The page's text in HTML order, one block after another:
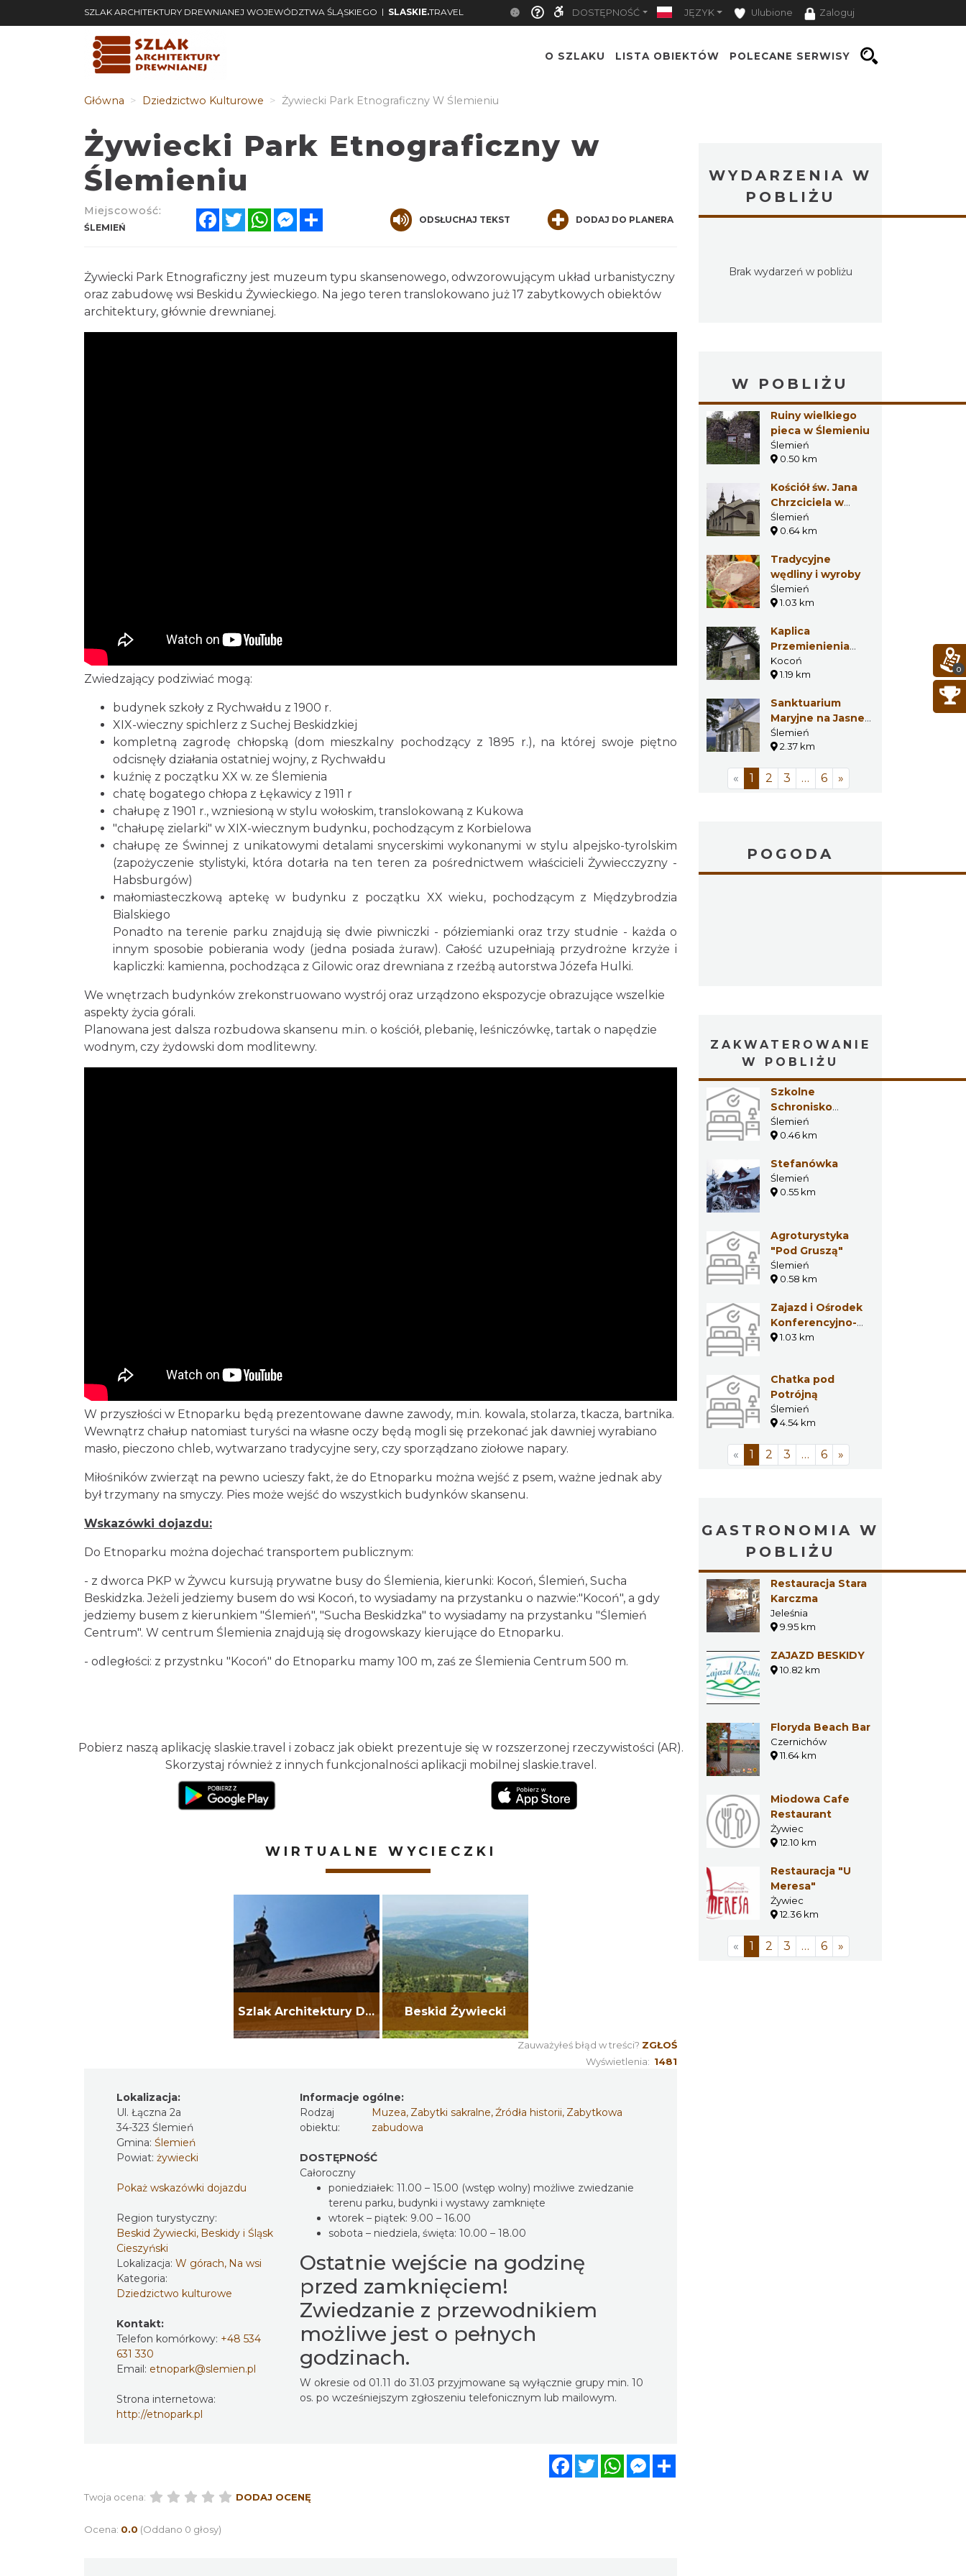
SZLAK ARCHITEKTURY DREWNIANEJ WOJEWÓDZTWA ŚLĄSKIEGO | SLASKIE.TRAVEL DOSTĘPNOŚĆ JĘZYK Ulubione Zaloguj
O SZLAKU LISTA OBIEKTÓW POLECANE SERWISY
Główna Dziedzictwo Kulturowe Żywiecki Park Etnograficzny W Ślemieniu
Żywiecki Park Etnograficzny w
Ślemieniu
Miejscowość:
ŚLEMIEŃ
FacebookTwitterWhatsAppMessenger ODSŁUCHAJ TEKST DODAJ DO PLANERA
Żywiecki Park Etnograficzny jest muzeum typu skansenowego, odwzorowującym układ urbanistyczny
oraz zabudowę wsi Beskidu Żywieckiego. Na jego teren translokowano już 17 zabytkowych obiektów
architektury, głównie drewnianej.
Zwiedzający podziwiać mogą:
budynek szkoły z Rychwałdu z 1900 r.
XIX-wieczny spichlerz z Suchej Beskidzkiej
kompletną zagrodę chłopską (dom mieszkalny pochodzący z 1895 r.), na której swoje piętno
odcisnęły działania ostatniej wojny, z Rychwałdu
kuźnię z początku XX w. ze Ślemienia
chatę bogatego chłopa z Łękawicy z 1911 r
chałupę z 1901 r., wzniesioną w stylu wołoskim, translokowaną z Kukowa
"chałupę zielarki" w XIX-wiecznym budynku, pochodzącym z Korbielowa
chałupę ze Świnnej z unikatowymi detalami snycerskimi wykonanymi w stylu alpejsko-tyrolskim
(zapożyczenie stylistyki, która dotarła na ten teren za pośrednictwem właścicieli Żywiecczyzny -
Habsburgów)
małomiasteczkową aptekę w budynku z początku XX wieku, pochodzącym z Międzybrodzia
Bialskiego
Ponadto na terenie parku znajdują się dwie piwniczki - półziemianki oraz trzy studnie - każda o
innym sposobie pobierania wody (jedna posiada żuraw). Całość uzupełniają przydrożne krzyże i
kapliczki: kamienna, pochodząca z Gilowic oraz drewniana z rzeźbą autorstwa Józefa Hulki.
We wnętrzach budynków zrekonstruowano wystrój oraz urządzono ekspozycje obrazujące wszelkie
aspekty życia górali.
Planowana jest dalsza rozbudowa skansenu m.in. o kościół, plebanię, leśniczówkę, tartak o napędzie
wodnym, czy żydowski dom modlitewny.
W przyszłości w Etnoparku będą prezentowane dawne zawody, m.in. kowala, stolarza, tkacza, bartnika.
Wewnątrz chałup natomiast turyści na własne oczy będą mogli się przekonać jak dawniej wyrabiano
masło, pieczono chleb, wytwarzano tradycyjne sery, czy sporządzano ziołowe napary.
Miłośników zwierząt na pewno ucieszy fakt, że do Etnoparku można wejść z psem, ważne jednak aby
był trzymany na smyczy. Pies może wejść do wszystkich budynków skansenu.
Wskazówki dojazdu:
Do Etnoparku można dojechać transportem publicznym:
- z dworca PKP w Żywcu kursują prywatne busy do Ślemienia, kierunki: Kocoń, Ślemień, Sucha
Beskidzka. Jeżeli jedziemy busem do wsi Kocoń, to wysiadamy na przystanku o nazwie:"Kocoń", a gdy
jedziemy busem z kierunkiem "Ślemień", "Sucha Beskidzka" to wysiadamy na przystanku "Ślemień
Centrum". W centrum Ślemienia znajdują się drogowskazy kierujące do Etnoparku.
- odległości: z przystnku "Kocoń" do Etnoparku mamy 100 m, zaś ze Ślemienia Centrum 500 m.
Pobierz naszą aplikację slaskie.travel i zobacz jak obiekt prezentuje się w rozszerzonej rzeczywistości (AR).
Skorzystaj również z innych funkcjonalności aplikacji mobilnej slaskie.travel.
WIRTUALNE WYCIECZKI
Szlak Architektury Drewnianej Beskid Żywiecki
Zauważyłeś błąd w treści? ZGŁOŚ
Wyświetlenia: 1481
Lokalizacja:
Ul. Łączna 2a
34-323 Ślemień
Gmina: Ślemień
Powiat: żywiecki
Pokaż wskazówki dojazdu
Region turystyczny:
Beskid Żywiecki, Beskidy i Śląsk
Cieszyński
Lokalizacja: W górach, Na wsi
Kategoria:
Dziedzictwo kulturowe
Kontakt:
Telefon komórkowy: +48 534
631 330
Email: etnopark@slemien.pl
Strona internetowa:
http://etnopark.pl
Informacje ogólne:
Rodzaj
obiektu:
Muzea, Zabytki sakralne,Źródła historii, Zabytkowa
zabudowa
DOSTĘPNOŚĆ
Całoroczny
poniedziałek: 11.00 – 15.00 (wstęp wolny) możliwe zwiedzanie
terenu parku, budynki i wystawy zamknięte
wtorek – piątek: 9.00 – 16.00
sobota – niedziela, święta: 10.00 – 18.00
Ostatnie wejście na godzinę
przed zamknięciem!
Zwiedzanie z przewodnikiem
możliwe jest o pełnych
godzinach.
W okresie od 01.11 do 31.03 przyjmowane są wyłącznie grupy min. 10
os. po wcześniejszym zgłoszeniu telefonicznym lub mailowym.
FacebookTwitterWhatsAppMessenger
Twoja ocena: DODAJ OCENĘ
Ocena: 0.0 (Oddano 0 głosy)
WYDARZENIA W
POBLIŻU
Brak wydarzeń w pobliżu
W POBLIŻU
Ruiny wielkiego
pieca w Ślemieniu
Ślemień
0.50 km
Kościół św. Jana
Chrzciciela w
Ślemieniu
Ślemień
0.64 km
Tradycyjne
wędliny i wyroby
Ślemień
1.03 km
Kaplica
Przemienienia
Pańskiego w
Koconiu
Kocoń
1.19 km
Sanktuarium
Maryjne na Jasnej
Górce w
Ślemieniu
Ślemień
2.37 km
« 1 2 3 … 6 »
POGODA
ZAKWATEROWANIE
W POBLIŻU
Szkolne
Schronisko
Młodzieżowe
Ślemień
Ślemień
0.46 km
Stefanówka
Ślemień
0.55 km
Agroturystyka
"Pod Gruszą"
Ślemień
0.58 km
Zajazd i Ośrodek
Konferencyjno-
Wczasowy
1.03 km
Chatka pod
Potrójną
Ślemień
4.54 km
« 1 2 3 … 6 »
GASTRONOMIA W
POBLIŻU
Restauracja Stara
Karczma
Jeleśnia
9.95 km
ZAJAZD BESKIDY
10.82 km
Floryda Beach Bar
Czernichów
11.64 km
Miodowa Cafe
Restaurant
Żywiec
12.10 km
Restauracja "U
Meresa"
Żywiec
12.36 km
« 1 2 3 … 6 »
0